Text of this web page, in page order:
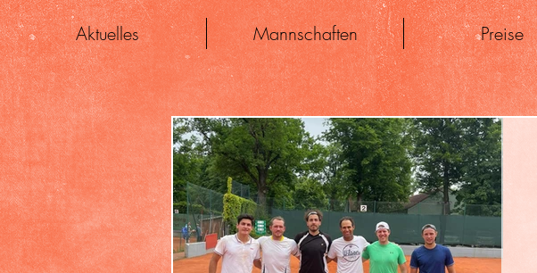
Aktuelles Mannschaften Preise